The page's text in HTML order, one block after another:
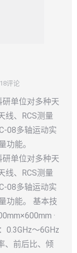
18评论
单位对多种天
线、RCS测量
08多轴运动实
功能。
单位对多种天
线、RCS测量
08多轴运动实
功能。 基本技
·
0.3GHz～6GHz
、前后比、倾